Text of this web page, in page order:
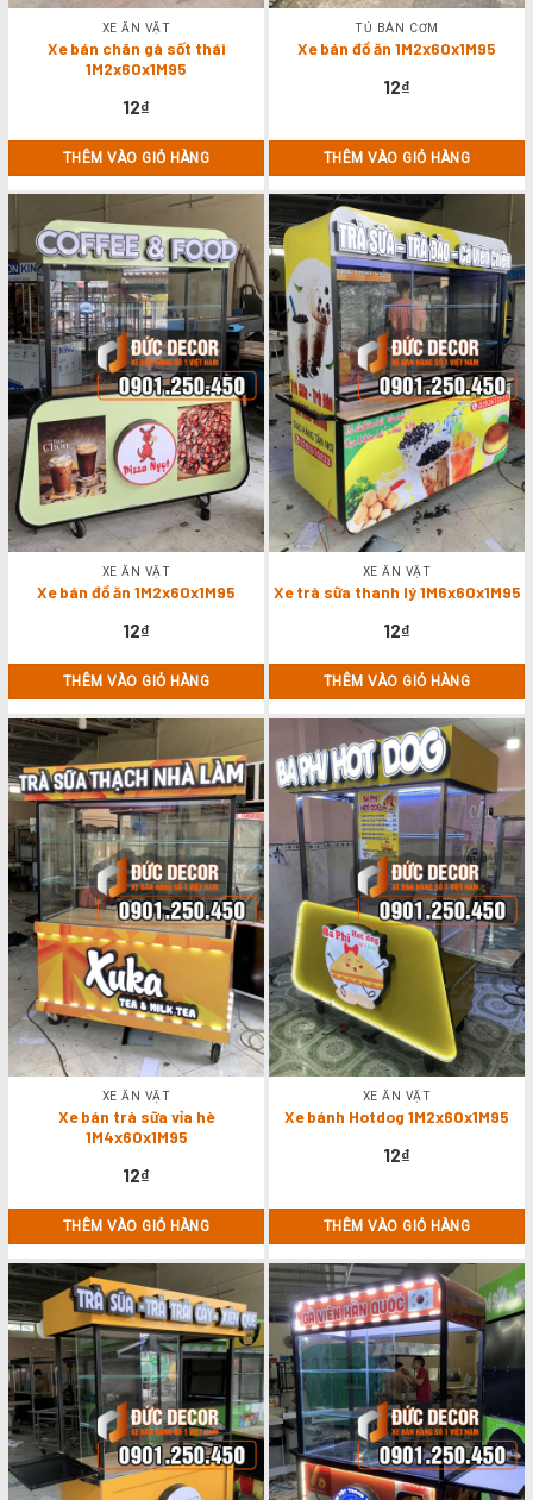
XE ĂN VẶT
Xe bán chân gà sốt thái
1M2x60x1M95
12₫
THÊM VÀO GIỎ HÀNG
TỦ BÁN CƠM
Xe bán đồ ăn 1M2x60x1M95
12₫
THÊM VÀO GIỎ HÀNG
XE ĂN VẶT
Xe bán đồ ăn 1M2x60x1M95
12₫
THÊM VÀO GIỎ HÀNG
XE ĂN VẶT
Xe trà sữa thanh lý 1M6x60x1M95
12₫
THÊM VÀO GIỎ HÀNG
XE ĂN VẶT
Xe bán trà sữa vỉa hè
1M4x60x1M95
12₫
THÊM VÀO GIỎ HÀNG
XE ĂN VẶT
Xe bánh Hotdog 1M2x60x1M95
12₫
THÊM VÀO GIỎ HÀNG